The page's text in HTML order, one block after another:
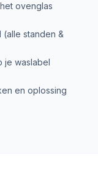
ovenglas
standen &
je waslabel
en oplossing